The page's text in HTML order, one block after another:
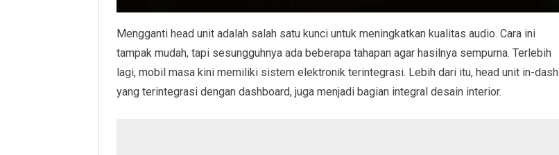
Mengganti head unit adalah salah satu kunci untuk meningkatkan kualitas audio. Cara ini
tampak mudah, tapi sesungguhnya ada beberapa tahapan agar hasilnya sempurna. Terlebih
lagi, mobil masa kini memiliki sistem elektronik terintegrasi. Lebih dari itu, head unit in-dash
yang terintegrasi dengan dashboard, juga menjadi bagian integral desain interior.